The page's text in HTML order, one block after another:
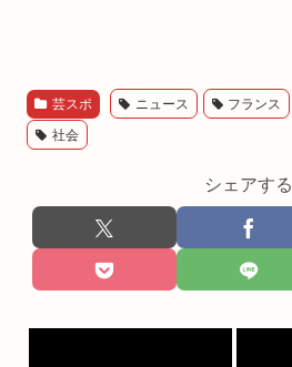
芸スポ ニュース フランス
社会
シェアする